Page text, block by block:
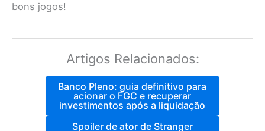
bons jogos!
Artigos Relacionados:
Banco Pleno: guia definitivo para
acionar o FGC e recuperar
investimentos após a liquidação
Spoiler de ator de Stranger